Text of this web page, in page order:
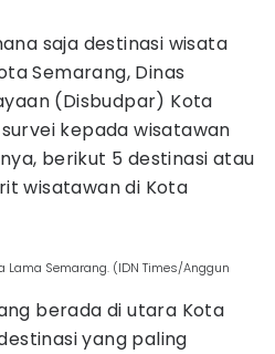
saja destinasi wisata
Semarang, Dinas
(Disbudpar) Kota
kepada wisatawan
berikut 5 destinasi atau
wisatawan di Kota
Semarang. (IDN Times/Anggun
berada di utara Kota
yang paling